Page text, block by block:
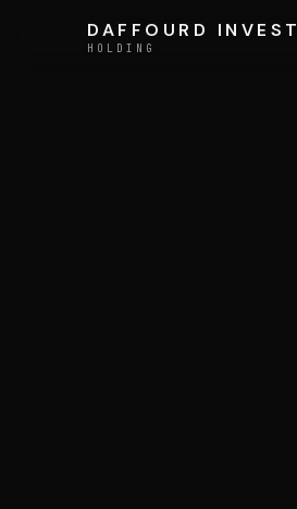
DAFFOURD INVEST
HOLDING
DAFFOURD INVEST
HOLDING